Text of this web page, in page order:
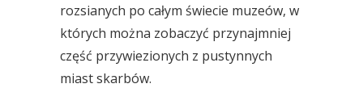
rozsianych po całym świecie muzeów, w
których można zobaczyć przynajmniej
część przywiezionych z pustynnych
miast skarbów.